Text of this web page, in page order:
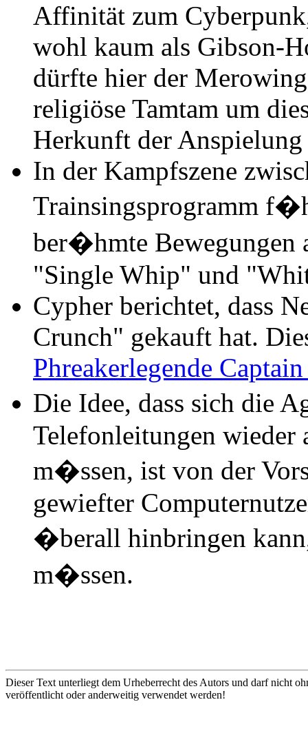
Affinität zum
wohl kaum als Gibson-
dürfte hier der
religiöse Tamtam um
Herkunft der
In der Kampfszene
Trainsingsprogramm
ber�hmte Bewegungen
"Single Whip" und
Cypher berichtet, dass
Crunch" gekauft hat.
Phreakerlegende
Die Idee, dass sich die
Telefonleitungen
m�ssen, ist von der
gewiefter
�berall hinbringen
m�ssen.
Dieser Text unterliegt dem Urheberrecht des Autors und darf nicht
veröffentlicht oder anderweitig verwendet werden!